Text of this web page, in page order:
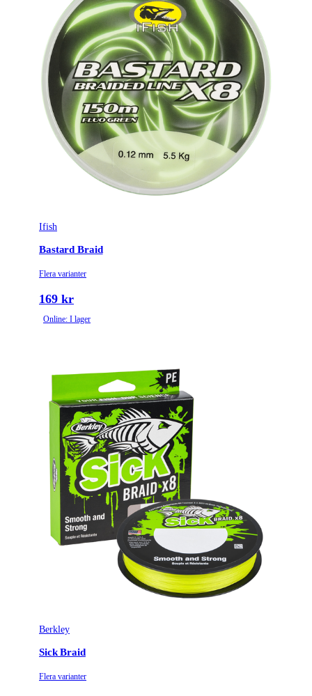
Ifish
Bastard Braid
Flera varianter
169 kr
Online: I lager
Berkley
Sick Braid
Flera varianter